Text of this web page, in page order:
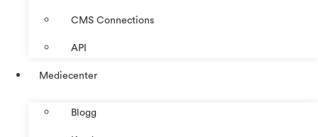
CMS Connections
API
Mediecenter
Blogg